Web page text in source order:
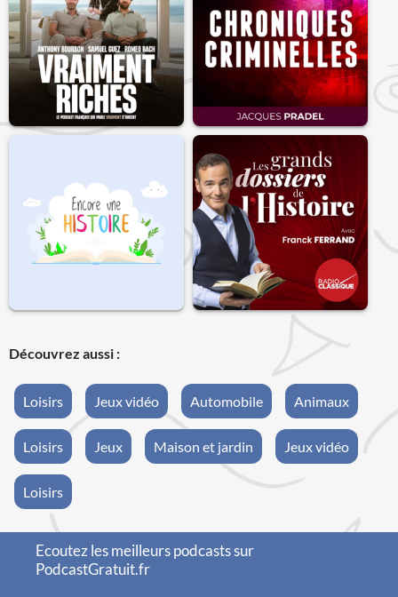
Découvrez aussi :
Loisirs Jeux vidéo Automobile Animaux
Loisirs Jeux Maison et jardin Jeux vidéo
Loisirs
Ecoutez les meilleurs podcasts sur
PodcastGratuit.fr